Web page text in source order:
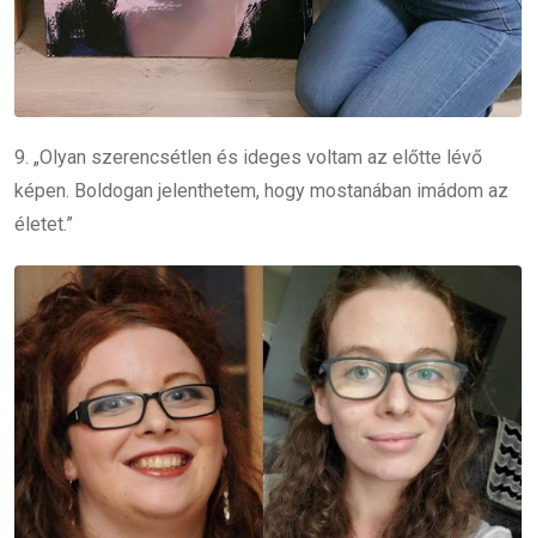
9. „Olyan szerencsétlen és ideges voltam az előtte lévő
képen. Boldogan jelenthetem, hogy mostanában imádom az
életet.”